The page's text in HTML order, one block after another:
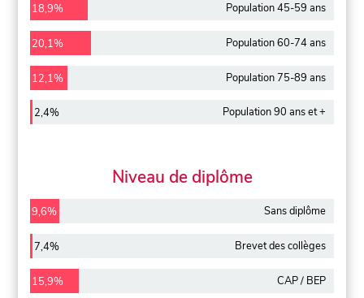
18,9% Population 45-59 ans
20,1% Population 60-74 ans
12,1% Population 75-89 ans
2,4% Population 90 ans et +
Niveau de diplôme
9,6% Sans diplôme
7,4% Brevet des collèges
15,9% CAP / BEP